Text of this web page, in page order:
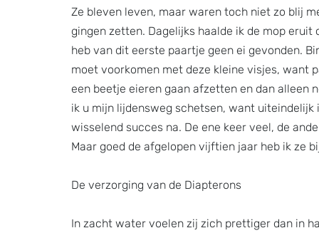
Ze bleven leven, maar waren toch niet zo blij
gingen zetten. Dagelijks haalde ik de mop
heb van dit eerste paartje geen ei gevonden.
moet voorkomen met deze kleine visjes,
een beetje eieren gaan afzetten en dan alleen
ik u mijn lijdensweg schetsen, want
wisselend succes na. De ene keer veel, de
Maar goed de afgelopen vijftien jaar heb ik ze
De verzorging van de Diapterons
In zacht water voelen zij zich prettiger dan in